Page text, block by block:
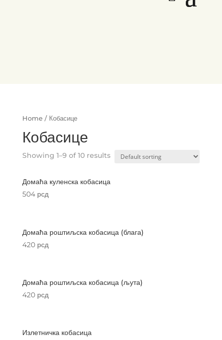
Home/ Кобасице
Кобасице
Showing 1–9 of 10 results
Домаћа куленска кобасица
504 рсд
Домаћа роштиљска кобасица (блага)
420 рсд
Домаћа роштиљска кобасица (љута)
420 рсд
Излетничка кобасица